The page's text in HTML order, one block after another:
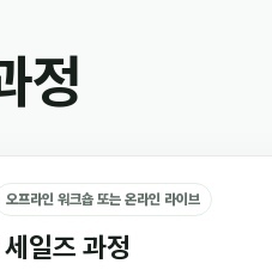
정
오프라인 워크숍 또는 온라인 라이브
일즈 과정